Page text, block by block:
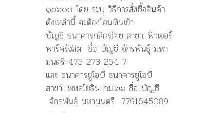
๑๐๖๐๐ โดย ระบุ วิธีการสั่งซื้อสินค้า
ดังเหล่านี้ จะต้องโอนเงินเข้า
บัญชี ธนาคารกสิกรไทย สาขา: ฟิวเจอร์
พาร์ครังสิต ชื่อ บัญชี จักรพันธุ์ มหา
มนตรี 475 273 254 7
และ ธนาคารยูโอบี ธนาคารยูโอบี
สาขา: พหลโยธิน กม.๒๖ ชื่อ บัญชี
จักรพันธุ์ มหามนตรี 7791645089